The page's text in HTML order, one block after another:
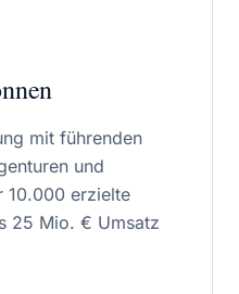
mit führenden
und
10.000 erzielte
25 Mio. € Umsatz